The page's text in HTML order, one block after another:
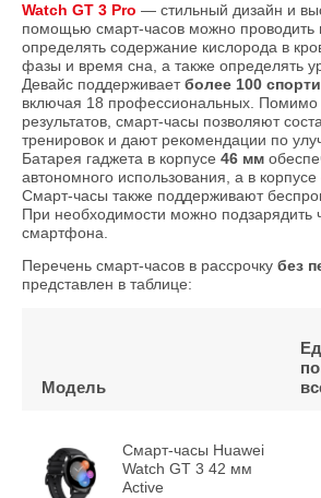
Watch GT 3 Pro — стильный дизайн и
помощью смарт-часов можно проводить
определять содержание кислорода в
фазы и время сна, а также определять
Девайс поддерживаетболее 100
включая 18 профессиональных. Помимо
результатов, смарт-часы позволяют
тренировок и дают рекомендации по
Батарея гаджета в корпусе 46 мм
автономного использования, а в корпусе
Смарт-часы также поддерживают
При необходимости можно подзарядить
смартфона.
Перечень смарт-часов в рассрочку без
представлен в таблице:
Модель
Смарт-часы Huawei
Watch GT 3 42 мм
Active